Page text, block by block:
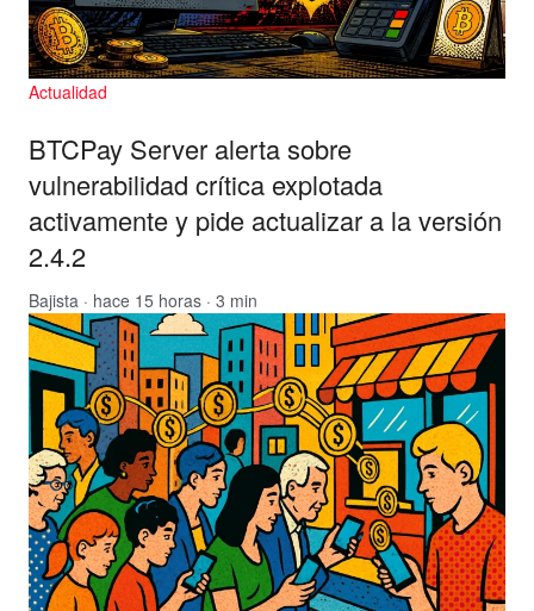
Actualidad
BTCPay Server alerta sobre
vulnerabilidad crítica explotada
activamente y pide actualizar a la versión
2.4.2
Bajista · hace 15 horas · 3 min